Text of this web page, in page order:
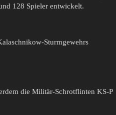
128 Spieler entwickelt.
Sturmgewehrs
die Militär-Schrotflinten KS-P